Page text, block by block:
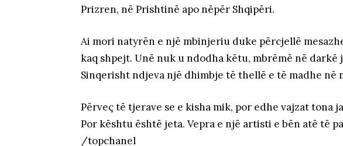
Prizren, në Prishtinë apo nëpër Shqipëri.
Ai mori natyrën e një mbinjeriu duke përcjellë
kaq shpejt. Unë nuk u ndodha këtu, mbrëmë në darkë
Sinqerisht ndjeva një dhimbje të thellë e të madhe në
Përveç të tjerave se e kisha mik, por edhe vajzat tona
Por kështu është jeta. Vepra e një artisti e bën atë të
/topchanel